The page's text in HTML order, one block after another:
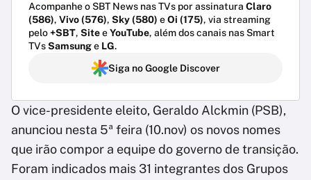
Acompanhe o SBT News nas TVs por assinatura Claro
(586), Vivo (576), Sky (580) eOi (175), via streaming
pelo+SBT, SiteeYouTube, além dos canais nas Smart
TVsSamsunge LG.
Siga no Google Discover
O vice-presidente eleito, Geraldo Alckmin (PSB),
anunciou nesta 5ª feira (10.nov) os novos nomes
que irão compor a equipe do governo de transição.
Foram indicados mais 31 integrantes dos Grupos